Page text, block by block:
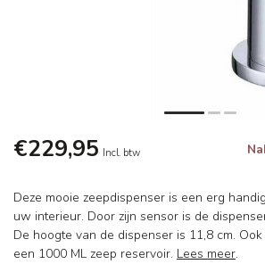
€229,95 Incl. btw
Deze mooie zeepdispenser is een erg
uw interieur. Door zijn sensor is de
De hoogte van de dispenser is 11,8 cm.
een 1000 ML zeep reservoir. Lees meer.